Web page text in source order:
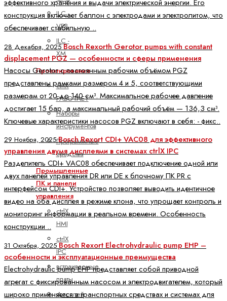
ILC -
VPB
ILC -
XM
Проектирование
ctrlX
РАБОТАЕТ
Наборы
инструментов
Программные
средства
Промышленные
ПК и панели
управления
ctrlX
HMI
ctrlX
IPC
встраиваемые
платы
Дисплей
эффективного хранения и выдачи электрической энергии. Его
конструкция включает баллон с электродами и электролитом, что
обеспечивает стабильную ..
28 Декабря, 2025Bosch Rexorth Gerotor pumps with constant
displacement PGZ — особенности и сферы применения
Насосы Gerotor с постоянным рабочим объёмом PGZ
представлены рамками размером 4 и 5, соответствующими
размерам от 20 до 140 см³. Максимальное рабочее давление
достигает 15 бар, а максимальный рабочий объём — 136,3 см³.
Ключевые характеристики насосов PGZ включают в себя: - фикс..
29 Ноября, 2025Bosch Rexort CDI+ VAC08 для эффективного
управления двумя дисплеями в системах ctrlX IPC
Разделитель CDI+ VAC08 обеспечивает подключение одной или
двух панелей управления DR или DE к блочному ПК PR с
интерфейсом CDI+. Устройство позволяет выводить идентичное
видео на оба дисплея в режиме клона, что упрощает контроль и
мониторинг информации в реальном времени. Особенность
конструкции ..
31 Октября, 2025Bosch Rexort Electrohydraulic pump EHP –
особенности и эксплуатационные преимущества
Electrohydraulic pump EHP представляет собой приводной
агрегат с фиксированным насосом и электродвигателем, который
широко применяется в транспортных средствах и системах для